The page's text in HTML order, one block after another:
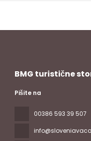
BMG turistične
Pišite na
00386 593 39 507